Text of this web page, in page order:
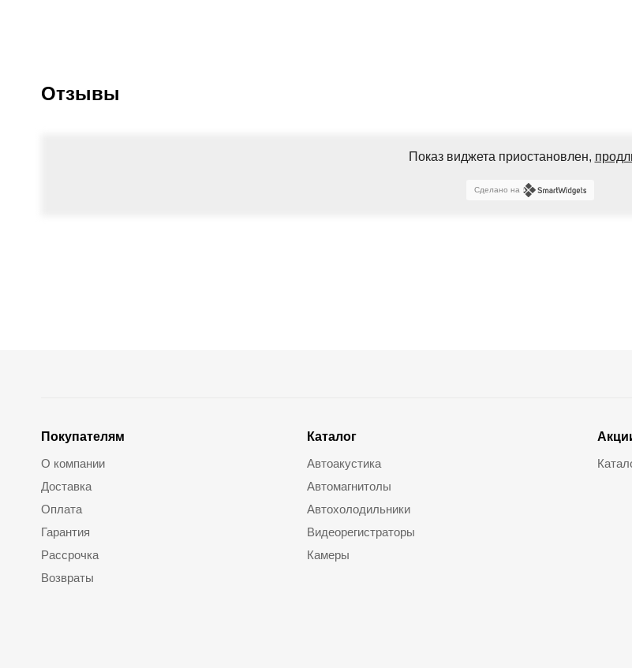
Отзывы
Показ виджета приостановлен,
Сделано на
Покупателям
О компании
Доставка
Оплата
Гарантия
Рассрочка
Возвраты
Каталог
Автоакустика
Автомагнитолы
Автохолодильники
Видеорегистраторы
Камеры